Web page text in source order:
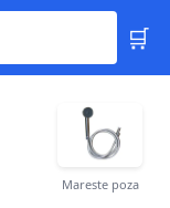
🛒
Mareste poza